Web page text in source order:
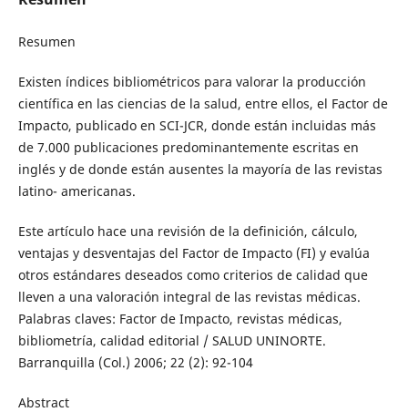
Resumen
Existen índices bibliométricos para valorar la producción
científica en las ciencias de la salud, entre ellos, el Factor de
Impacto, publicado en SCI-JCR, donde están incluidas más
de 7.000 publicaciones predominantemente escritas en
inglés y de donde están ausentes la mayoría de las revistas
latino- americanas.
Este artículo hace una revisión de la definición, cálculo,
ventajas y desventajas del Factor de Impacto (FI) y evalúa
otros estándares deseados como criterios de calidad que
lleven a una valoración integral de las revistas médicas.
Palabras claves: Factor de Impacto, revistas médicas,
bibliometría, calidad editorial / SALUD UNINORTE.
Barranquilla (Col.) 2006; 22 (2): 92-104
Abstract